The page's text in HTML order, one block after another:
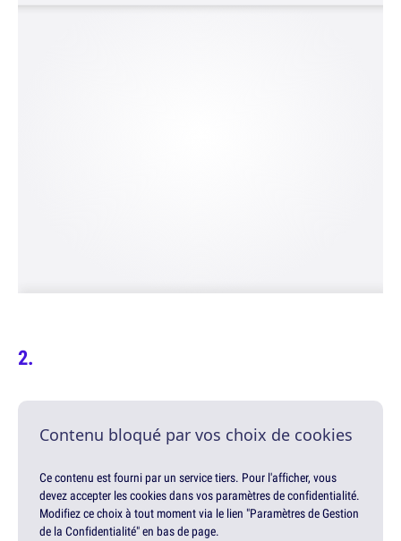
Contenu bloqué par vos choix de cookies
Ce contenu est fourni par un service tiers. Pour l'afficher, vous
devez accepter les cookies dans vos paramètres de confidentialité.
Modifiez ce choix à tout moment via le lien "Paramètres de Gestion
de la Confidentialité" en bas de page.